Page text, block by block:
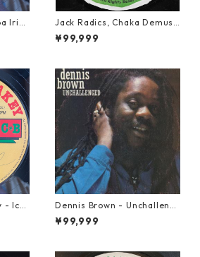
Irie
50
Jack Radics, Chaka Demus
& Pliers - Twist And Shout
【7-21830】
¥99,999
- Icki
Dennis Brown - Unchalleng
ed【LP-70046】
¥99,999